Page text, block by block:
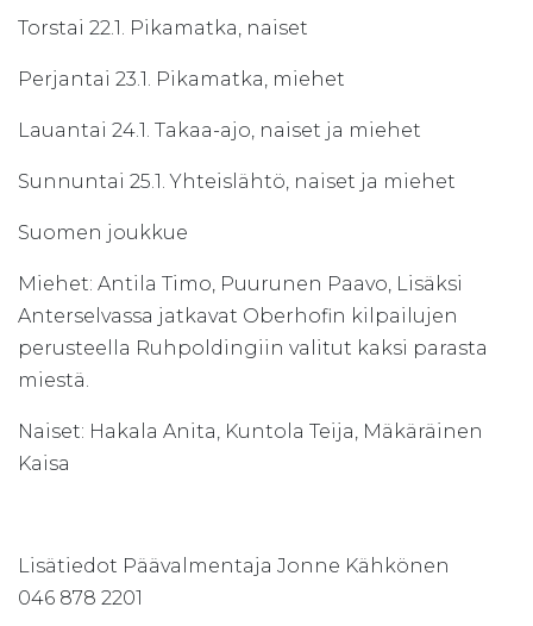
Torstai 22.1. Pikamatka, naiset
Perjantai 23.1. Pikamatka, miehet
Lauantai 24.1. Takaa-ajo, naiset ja miehet
Sunnuntai 25.1. Yhteislähtö, naiset ja miehet
Suomen joukkue
Miehet: Antila Timo, Puurunen Paavo, Lisäksi
Anterselvassa jatkavat Oberhofin kilpailujen
perusteella Ruhpoldingiin valitut kaksi parasta
miestä.
Naiset: Hakala Anita, Kuntola Teija, Mäkäräinen
Kaisa
Lisätiedot Päävalmentaja Jonne Kähkönen
046 878 2201